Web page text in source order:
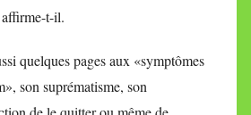
t-il.
quelques pages aux «symptômes
son suprématisme, son